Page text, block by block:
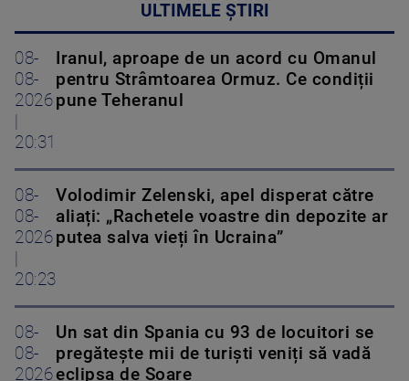
ULTIMELE ȘTIRI
08-
08-
2026
20:31
Iranul, aproape de un acord cu Omanul
pentru Strâmtoarea Ormuz. Ce condiții
pune Teheranul
08-
08-
2026
20:23
Volodimir Zelenski, apel disperat către
aliați: „Rachetele voastre din depozite ar
putea salva vieți în Ucraina”
08-
08-
2026
Un sat din Spania cu 93 de locuitori se
pregătește mii de turiști veniți să vadă
eclipsa de Soare